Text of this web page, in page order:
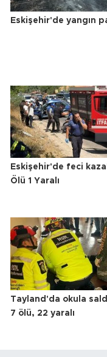
Eskişehir'de yangın
Eskişehir'de feci kaza!
Ölü 1 Yaralı
Tayland'da okula
7 ölü, 22 yaralı